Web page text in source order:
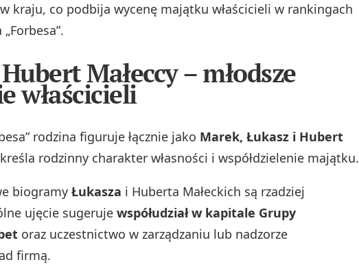
kraju, co podbija wycenę majątku właścicieli w rankingach
Małeccy – młodsze
właścicieli
rodzina figuruje łącznie jako Marek, Łukasz i Hubert
rodzinny charakter własności i współdzielenie majątku.
biogramy Łukasza i Huberta Małeckich są rzadziej
ujęcie sugeruje współudział w kapitale Grupy
oraz uczestnictwo w zarządzaniu lub nadzorze
firmą.